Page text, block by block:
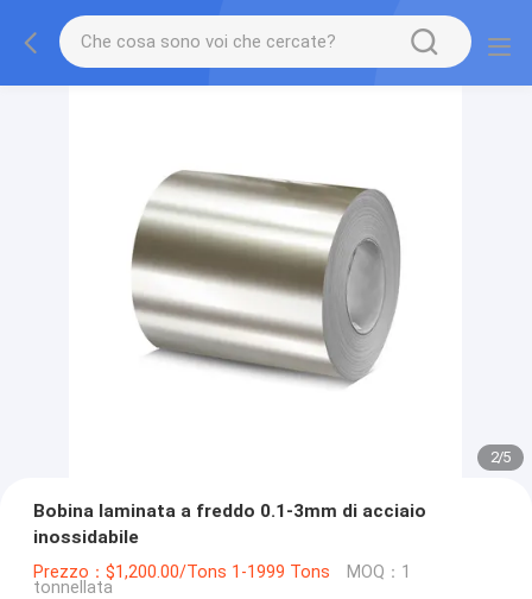
2/5
Bobina laminata a freddo 0.1-3mm di acciaio
inossidabile
Prezzo：$1,200.00/Tons 1-1999 Tons MOQ：1
tonnellata